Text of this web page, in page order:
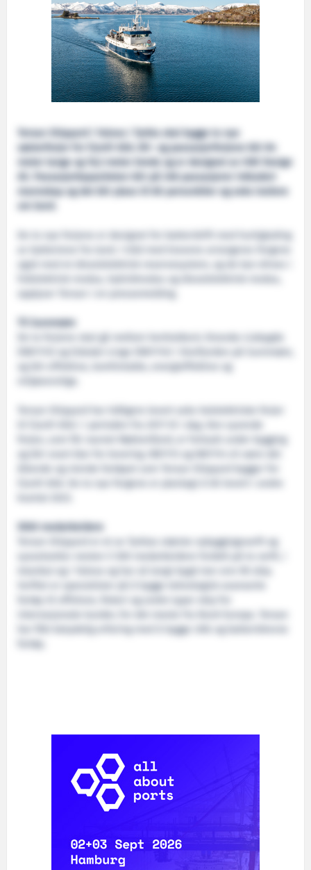
Tersan Shipyard i Yalova i Tyrkia skal bygge to nye
søsterferjer for Fjord1 ASA. Bil- og passasjerferjene blir 84
meter lange og 16,3 meter brede og er designet av HAV Design
AS. Passasjerkapasiteten blir på 248 passasjerer inkludert
mannskap og det blir plass til 80 personbiler og seks trailere
om bord.
De to nye ferjene er designet for batteridrift med hurtiglading
av batteriene fra land. I tråd med kravene arrangeres fergene
også med et dieselelektrisk reservesystem, og de kan drives i
opplyser Tersan i en pressemelding.
Til Sunnmøre
De to ferjene skal gå mellom henholdsvis Stranda–Liabygda
(NB1113) og Eidsdal–Linge (NB1114) i Storfjorden på Sunnmøre,
og blir effektive, komfortable, energieffektive og
miljøvennlige.
Tersan Shipyard har tidligere levert seks helelektriske ferjer
til Fjord1 ASA i i perioden fra 2017 til i dag. Den syvende
ferjen, som får navnet Rødvenfjord, er fortsatt under bygging
NB1113 og NB1114 vil være det
åttende og niende fartøyet som Tersan Shipyard bygger for
Fjord1 ASA. De to nye fergene er planlagt å bli levert i andre
5500 medarbeidere
Tersan Shipyard er et av Tyrkias største nybyggingsverft og
Istanbul og i Yalova og har så langt bygd mer enn 90 skip.
Verftet er spesialister på å bygge teknologisk avanserte
fartøy til offshore, fiskeri og andre typer skip for
kunder, for det meste fra Nord-Europa. Tersan
har fått betydelig erfaring med å bygge LNG og batteridrevne
fartøy.